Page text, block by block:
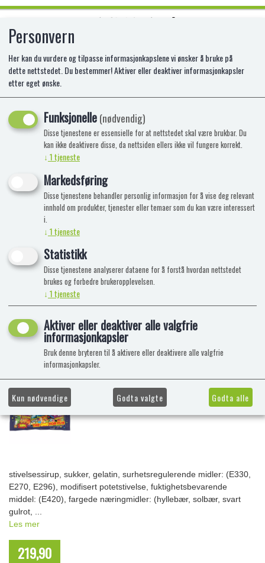
TROLLI ALL IN ONE 1000G
stivelsessirup, sukker, gelatin, surhetsregulerende midler: (E330,
E270, E296), modifisert potetstivelse, fuktighetsbevarende
middel: (E420), fargede næringmidler: (hyllebær, solbær, svart
gulrot, ...
Les mer
219,90
Personvern
Her kan du vurdere og tilpasse informasjonkapslene vi ønsker å bruke på
dette nettstedet. Du bestemmer! Aktiver eller deaktiver informasjonkapsler
etter eget ønske.
Funksjonelle(nødvendig)
Disse tjenestene er essensielle for at nettstedet skal være brukbar. Du
kan ikke deaktivere disse, da nettsiden ellers ikke vil fungere korrekt.
↓ 1tjeneste
Markedsføring
Disse tjenestene behandler personlig informasjon for å vise deg relevant
innhold om produkter, tjenester eller temaer som du kan være interessert
i.
↓ 1tjeneste
Statistikk
Disse tjenestene analyserer dataene for å forstå hvordan nettstedet
brukes og forbedre brukeropplevelsen.
↓ 1tjeneste
Aktiver eller deaktiver alle valgfrie
informasjonkapsler
Bruk denne bryteren til å aktivere eller deaktivere alle valgfrie
informasjonkapsler.
Kun nødvendige Godta valgte Godta alle